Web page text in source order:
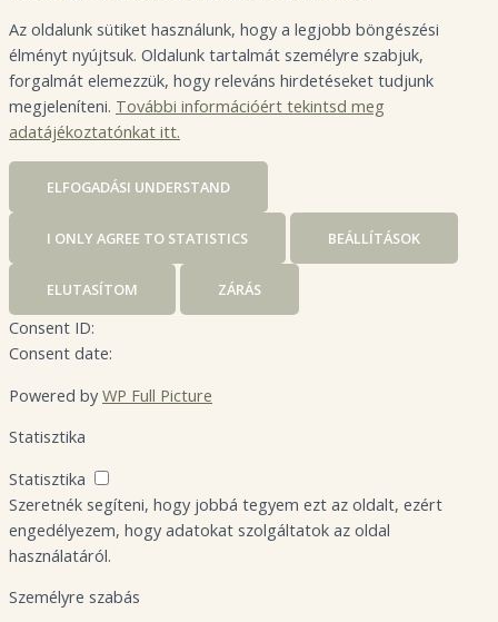
Az oldalunk sütiket használunk, hogy a legjobb böngészési
élményt nyújtsuk. Oldalunk tartalmát személyre szabjuk,
forgalmát elemezzük, hogy releváns hirdetéseket tudjunk
megjeleníteni. További információért tekintsd meg
adatájékoztatónkat itt.
ELFOGADÁSI UNDERSTAND
I ONLY AGREE TO STATISTICS BEÁLLÍTÁSOK
ELUTASÍTOM ZÁRÁS
Consent ID:
Consent date:
Powered by WP Full Picture
Statisztika
Statisztika
Szeretnék segíteni, hogy jobbá tegyem ezt az oldalt, ezért
engedélyezem, hogy adatokat szolgáltatok az oldal
használatáról.
Személyre szabás